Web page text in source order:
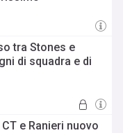
tra Stones e
di squadra e di
e Ranieri nuovo